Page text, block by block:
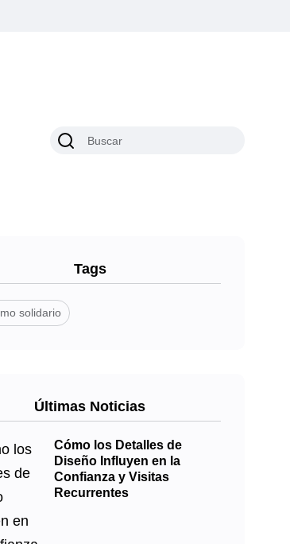
Tags
solidario
Últimas Noticias
Cómo los Detalles de
Diseño Influyen en la
Confianza y Visitas
Recurrentes